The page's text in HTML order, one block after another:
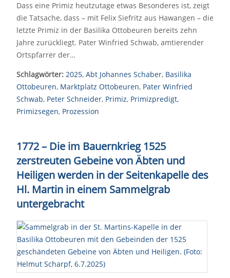
Dass eine Primiz heutzutage etwas Besonderes ist, zeigt
die Tatsache, dass – mit Felix Siefritz aus Hawangen – die
letzte Primiz in der Basilika Ottobeuren bereits zehn
Jahre zurückliegt. Pater Winfried Schwab, amtierender
Ortspfarrer der…
Schlagwörter: 2025, Abt Johannes Schaber, Basilika
Ottobeuren, Marktplatz Ottobeuren, Pater Winfried
Schwab, Peter Schneider, Primiz, Primizpredigt,
Primizsegen, Prozession
1772 – Die im Bauernkrieg 1525
zerstreuten Gebeine von Äbten und
Heiligen werden in der Seitenkapelle des
Hl. Martin in einem Sammelgrab
untergebracht